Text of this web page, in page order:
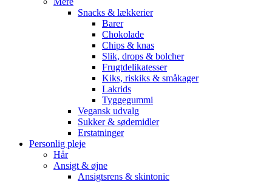
Snacks & lækkerier
Barer
Chokolade
Chips & knas
Slik, drops & bolcher
Frugtdelikatesser
Kiks, riskiks & småkager
Lakrids
Tyggegummi
Vegansk udvalg
Sukker & sødemidler
Erstatninger
Personlig pleje
Hår
Ansigt & øjne
Ansigtsrens & skintonic